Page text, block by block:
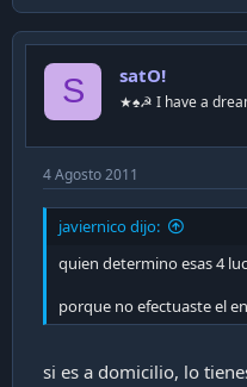
S satO!
★♠☭ I have a
4 Agosto 2011
javiernico dijo:
quien determino esas 4
porque no efectuaste el
si es a domicilio, lo